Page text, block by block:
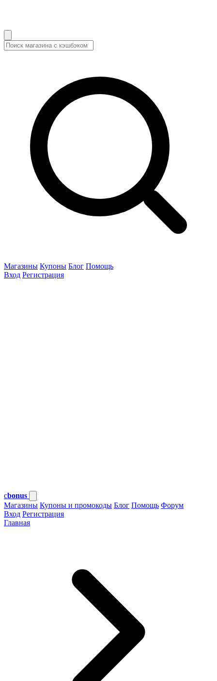
Магазины Купоны Блог Помощь
Вход Регистрация
cbonus
Магазины Купоны и промокоды Блог Помощь Форум
Вход Регистрация
Главная